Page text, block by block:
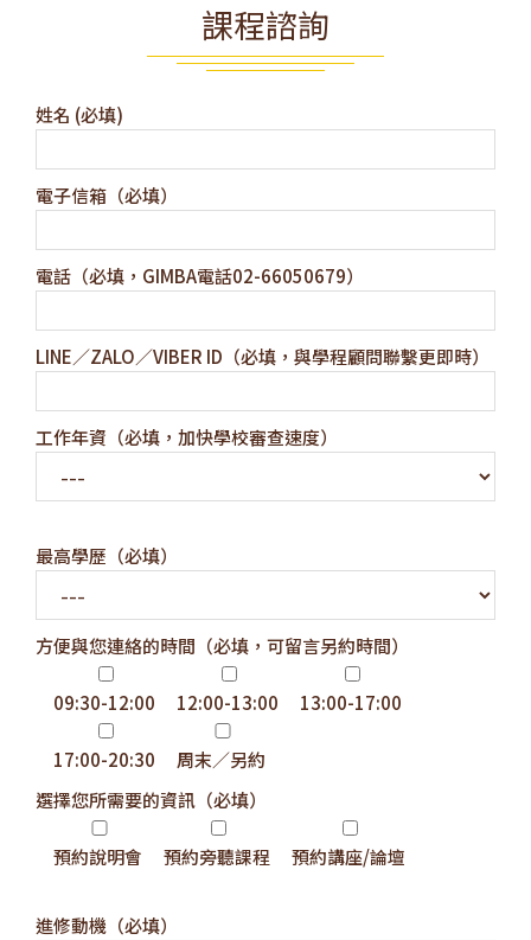
課程諮詢
姓名 (必填)
電子信箱（必填）
電話（必填，GIMBA電話02-66050679）
LINE／ZALO／VIBER ID（必填，與學程顧問聯繫更即時）
工作年資（必填，加快學校審查速度）
最高學歷（必填）
方便與您連絡的時間（必填，可留言另約時間）
09:30-12:00 12:00-13:00 13:00-17:00
17:00-20:30
周末／另約
選擇您所需要的資訊（必填）
預約說明會 預約旁聽課程 預約講座/論壇
進修動機（必填）